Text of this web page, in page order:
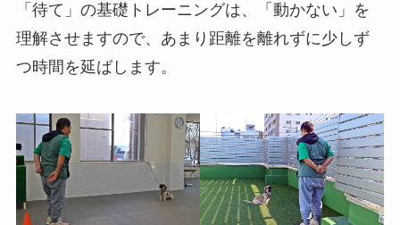
「待て」の基礎トレーニングは、「動かない」を
理解させますので、あまり距離を離れずに少しず
つ時間を延ばします。